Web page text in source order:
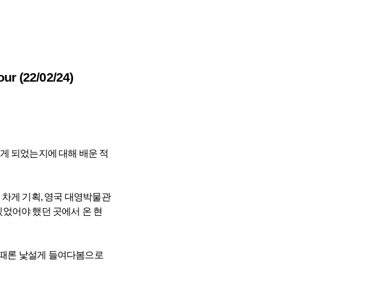
(22/02/24)
되었는지에 대해 배운 적
차게 기획, 영국 대영박물관
어야 했던 곳에서 온 현
론 낯설게 들여다봄으로